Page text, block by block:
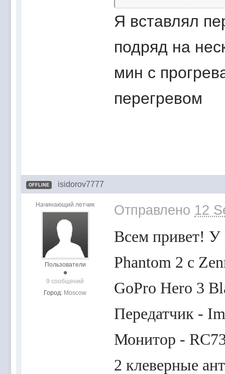
Я вставлял
подряд на
мин с
перегревом
OFFLINE isidorov7777
Начинающий летчик
Пользователи
9 сообщений
Город: Moscow
Отправлено 12
Всем привет! У
Phantom 2 с
GoPro Hero 3
Передатчик -
Монитор -
2 клеверные